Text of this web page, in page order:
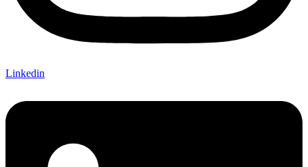
Linkedin